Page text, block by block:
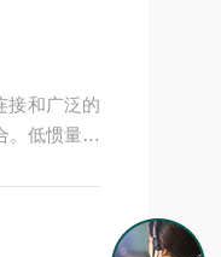
。低惯量和